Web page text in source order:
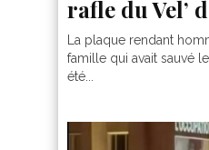
rafle du Vel’
La plaque rendant
famille qui avait sauvé
été...